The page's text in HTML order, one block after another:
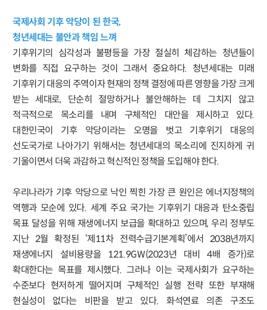
국제사회 기후 악당이 된 한국,
청년세대는 불안과 책임 느껴
기후위기의 심각성과 불평등을 가장 절실히 체감하는 청년들이
변화를 직접 요구하는 것이 그래서 중요하다. 청년세대는 미래
기후위기 대응의 주역이자 현재의 정책 결정에 따른 영향을 가장 크게
받는 세대로, 단순히 절망하거나 불안해하는 데 그치지 않고
적극적으로 목소리를 내며 구체적인 대안을 제시하고 있다.
대한민국이 기후 악당이라는 오명을 벗고 기후위기 대응의
선도국가로 나아가기 위해서는 청년세대의 목소리에 진지하게 귀
기울이면서 더욱 과감하고 혁신적인 정책을 도입해야 한다.
우리나라가 기후 악당으로 낙인 찍힌 가장 큰 원인은 에너지정책의
역행과 모순에 있다. 세계 주요 국가는 기후위기 대응과 탄소중립
목표 달성을 위해 재생에너지 보급을 확대하고 있으며, 우리 정부도
지난 2월 확정된 ‘제11차 전력수급기본계획’에서 2038년까지
재생에너지 설비용량을 121.9GW(2023년 대비 4배 증가)로
확대한다는 목표를 제시했다. 그러나 이는 국제사회가 요구하는
수준보다 현저하게 떨어지며 구체적인 실행 전략 또한 부재해
현실성이 없다는 비판을 받고 있다. 화석연료 의존 구조도